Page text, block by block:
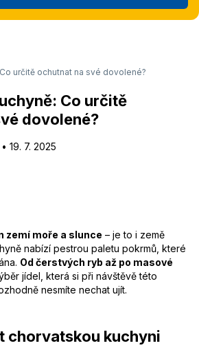
určitě ochutnat na své dovolené?
Co určitě
dovolené?
• 19. 7. 2025
zemí moře a slunce – je to i země
nabízí pestrou paletu pokrmů, které
Od čerstvých ryb až po masové
jídel, která si při návštěvě této
nesmíte nechat ujít.
chorvatskou kuchyni